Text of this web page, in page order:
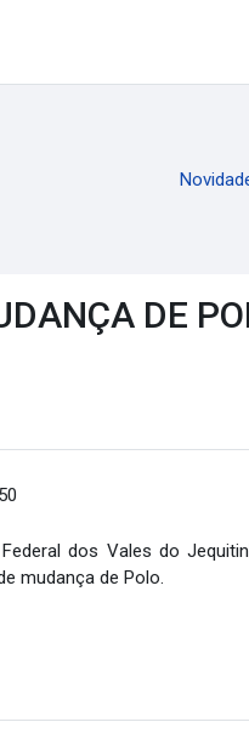
DE
dos Vales do
mudança de Polo.